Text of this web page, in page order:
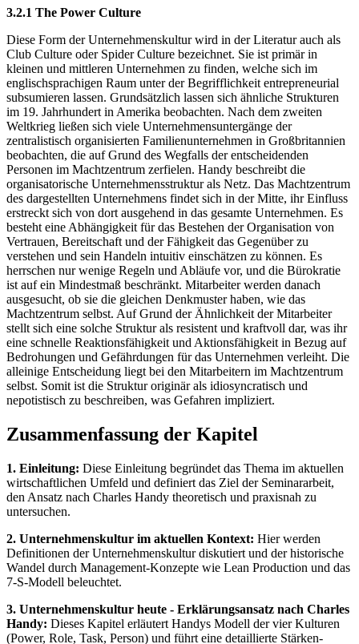
3.2.1 The Power Culture
Diese Form der Unternehmenskultur wird in der Literatur auch als
Club Culture oder Spider Culture bezeichnet. Sie ist primär in
kleinen und mittleren Unternehmen zu finden, welche sich im
englischsprachigen Raum unter der Begrifflichkeit entrepreneurial
subsumieren lassen. Grundsätzlich lassen sich ähnliche Strukturen
im 19. Jahrhundert in Amerika beobachten. Nach dem zweiten
Weltkrieg ließen sich viele Unternehmensuntergänge der
zentralistisch organisierten Familienunternehmen in Großbritannien
beobachten, die auf Grund des Wegfalls der entscheidenden
Personen im Machtzentrum zerfielen. Handy beschreibt die
organisatorische Unternehmensstruktur als Netz. Das Machtzentrum
des dargestellten Unternehmens findet sich in der Mitte, ihr Einfluss
erstreckt sich von dort ausgehend in das gesamte Unternehmen. Es
besteht eine Abhängigkeit für das Bestehen der Organisation von
Vertrauen, Bereitschaft und der Fähigkeit das Gegenüber zu
verstehen und sein Handeln intuitiv einschätzen zu können. Es
herrschen nur wenige Regeln und Abläufe vor, und die Bürokratie
ist auf ein Mindestmaß beschränkt. Mitarbeiter werden danach
ausgesucht, ob sie die gleichen Denkmuster haben, wie das
Machtzentrum selbst. Auf Grund der Ähnlichkeit der Mitarbeiter
stellt sich eine solche Struktur als resistent und kraftvoll dar, was ihr
eine schnelle Reaktionsfähigkeit und Aktionsfähigkeit in Bezug auf
Bedrohungen und Gefährdungen für das Unternehmen verleiht. Die
alleinige Entscheidung liegt bei den Mitarbeitern im Machtzentrum
selbst. Somit ist die Struktur originär als idiosyncratisch und
nepotistisch zu beschreiben, was Gefahren impliziert.
Zusammenfassung der Kapitel
1. Einleitung: Diese Einleitung begründet das Thema im aktuellen
wirtschaftlichen Umfeld und definiert das Ziel der Seminararbeit,
den Ansatz nach Charles Handy theoretisch und praxisnah zu
untersuchen.
2. Unternehmenskultur im aktuellen Kontext: Hier werden
Definitionen der Unternehmenskultur diskutiert und der historische
Wandel durch Management-Konzepte wie Lean Production und das
7-S-Modell beleuchtet.
3. Unternehmenskultur heute - Erklärungsansatz nach Charles
Handy: Dieses Kapitel erläutert Handys Modell der vier Kulturen
(Power, Role, Task, Person) und führt eine detaillierte Stärken-